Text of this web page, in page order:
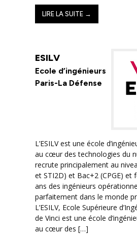
LIRE LA SUITE →
ESILV
Ecole d’ingénieurs
Paris-La Défense
L’ESILV est une école
au cœur des technologies du
recrute principalement au
et STI2D) et Bac+2 (CPGE) et
ans des ingénieurs
parfaitement dans le monde
L’ESILV, Ecole Supérieure
de Vinci est une école
au cœur des […]